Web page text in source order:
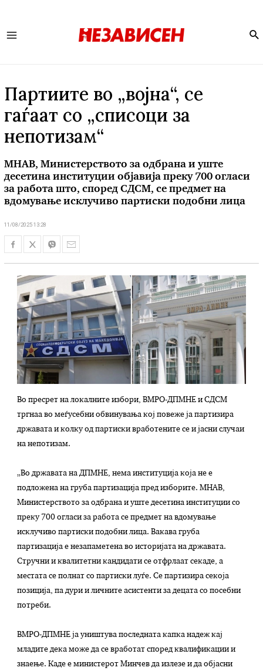
Партиите во „војна“, се
гаѓаат со „списоци за
непотизам“
МНАВ, Министерството за одбрана и уште
десетина институции објавија преку 700 огласи
за работа што, според СДСМ, се предмет на
вдомување исклучиво партиски подобни лица
11/08/2025 13:28
Во пресрет на локалните избори, ВМРО-ДПМНЕ и СДСМ
тргнаа во меѓусебни обвинувања кој повеже ја партизира
државата и колку од партиски вработените се и јасни случаи
на непотизам.
„Во државата на ДПМНЕ, нема институција која не е
подложена на груба партизација пред изборите. МНАВ,
Министерството за одбрана и уште десетина институции со
преку 700 огласи за работа се предмет на вдомување
исклучиво партиски подобни лица. Вакава груба
партизација е незапаметена во историјата на државата.
Стручни и квалитетни кандидати се отфрлаат секаде, а
местата се полнат со партиски луѓе. Се партизира секоја
позиција, па дури и личните асистенти за децата со посебни
потреби.
ВМРО-ДПМНЕ ја уништува последната капка надеж кај
младите дека може да се вработат според квалификации и
знаење. Каде е министерот Минчев да излезе и да објасни